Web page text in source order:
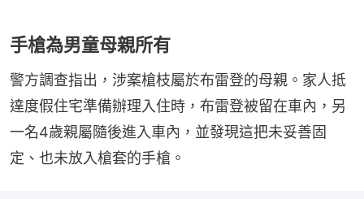
手槍為男童母親所有
警方調查指出，涉案槍枝屬於布雷登的母親。家人抵
達度假住宅準備辦理入住時，布雷登被留在車內，另
一名4歲親屬隨後進入車內，並發現這把未妥善固
定、也未放入槍套的手槍。